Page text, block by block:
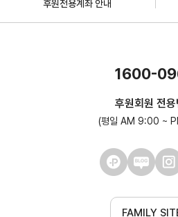
후원전용계좌 안내
1600-
후원회원 전용
(평일 AM 9:00 ~
FAMILY